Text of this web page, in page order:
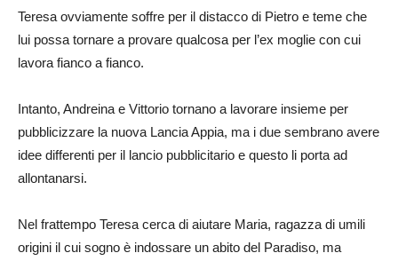
Teresa ovviamente soffre per il distacco di Pietro e teme che
lui possa tornare a provare qualcosa per l’ex moglie con cui
lavora fianco a fianco.
Intanto, Andreina e Vittorio tornano a lavorare insieme per
pubblicizzare la nuova Lancia Appia, ma i due sembrano avere
idee differenti per il lancio pubblicitario e questo li porta ad
allontanarsi.
Nel frattempo Teresa cerca di aiutare Maria, ragazza di umili
origini il cui sogno è indossare un abito del Paradiso, ma